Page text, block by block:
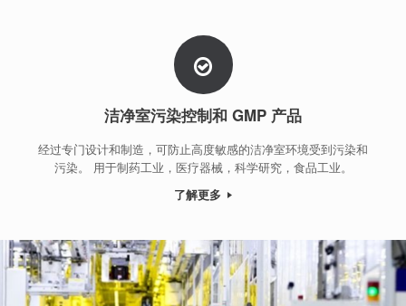
洁净室污染控制和 GMP 产品
经过专门设计和制造，可防止高度敏感的洁净室环境受到污染和
污染。 用于制药工业，医疗器械，科学研究，食品工业。
了解更多